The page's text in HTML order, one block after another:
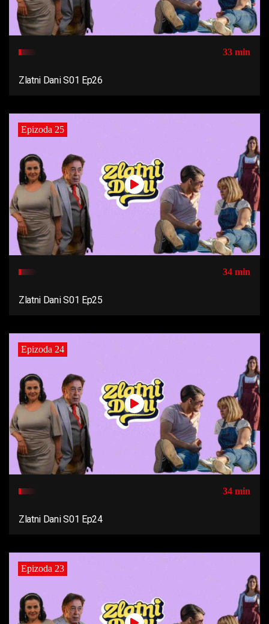
33 min
Zlatni Dani S01 Ep26
Epizoda 25
34 min
Zlatni Dani S01 Ep25
Epizoda 24
34 min
Zlatni Dani S01 Ep24
Epizoda 23